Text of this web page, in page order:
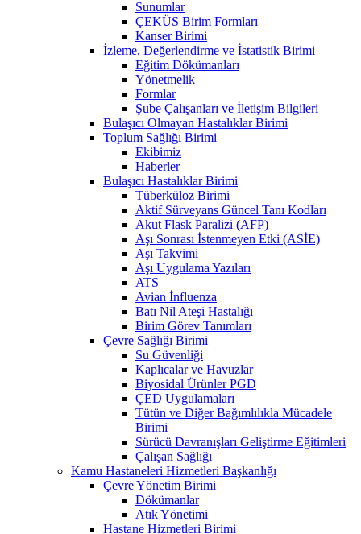
Sunumlar
ÇEKÜS Birim Formları
Kanser Birimi
İzleme, Değerlendirme ve İstatistik Birimi
Eğitim Dökümanları
Yönetmelik
Formlar
Şube Çalışanları ve İletişim Bilgileri
Bulaşıcı Olmayan Hastalıklar Birimi
Toplum Sağlığı Birimi
Ekibimiz
Haberler
Bulaşıcı Hastalıklar Birimi
Tüberküloz Birimi
Aktif Sürveyans Güncel Tanı Kodları
Akut Flask Paralizi (AFP)
Aşı Sonrası İstenmeyen Etki (ASİE)
Aşı Takvimi
Aşı Uygulama Yazıları
ATS
Avian İnfluenza
Batı Nil Ateşi Hastalığı
Birim Görev Tanımları
Çevre Sağlığı Birimi
Su Güvenliği
Kaplıcalar ve Havuzlar
Biyosidal Ürünler PGD
ÇED Uygulamaları
Tütün ve Diğer Bağımlılıkla Mücadele
Birimi
Sürücü Davranışları Geliştirme Eğitimleri
Çalışan Sağlığı
Kamu Hastaneleri Hizmetleri Başkanlığı
Çevre Yönetim Birimi
Dökümanlar
Atık Yönetimi
Hastane Hizmetleri Birimi